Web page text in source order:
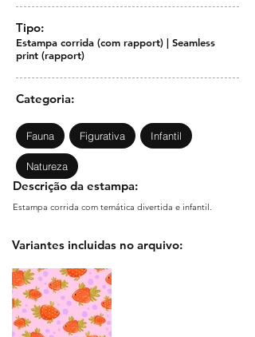
Tipo:
Estampa corrida (com rapport) | Seamless
print (rapport)
Categoria:
Fauna Figurativa Infantil
Natureza
Descrição da estampa:
Estampa corrida com temática divertida e infantil.
Variantes incluidas no arquivo: